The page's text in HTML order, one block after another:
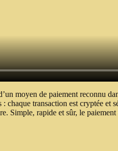
moyen de paiement reconnu
chaque transaction est cryptée et
Simple, rapide et sûr, le